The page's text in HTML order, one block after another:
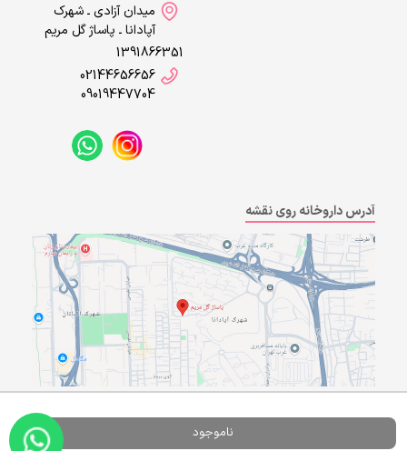
ناموجود
میدان آزادی ـ شهرک
آپادانا ـ پاساژ گل مریم
1391866351
02144656656
09019447704
آدرس داروخانه روی نقشه
A Pluss
Powered By